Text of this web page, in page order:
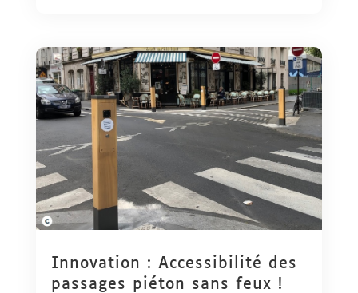
Innovation : Accessibilité des
passages piéton sans feux !